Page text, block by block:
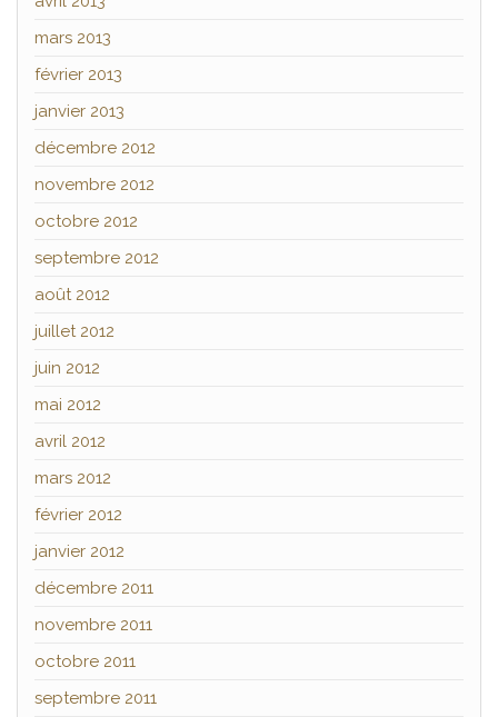
mars 2013
février 2013
janvier 2013
décembre 2012
novembre 2012
octobre 2012
septembre 2012
août 2012
juillet 2012
juin 2012
mai 2012
avril 2012
mars 2012
février 2012
janvier 2012
décembre 2011
novembre 2011
octobre 2011
septembre 2011